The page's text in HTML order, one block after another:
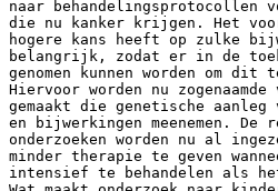
naar behandelingsprotocollen
die nu kanker krijgen. Het
hogere kans heeft op zulke
belangrijk, zodat er in de
genomen kunnen worden om dit
Hiervoor worden nu
gemaakt die genetische
en bijwerkingen meenemen. De
onderzoeken worden nu al
minder therapie te geven
intensief te behandelen als